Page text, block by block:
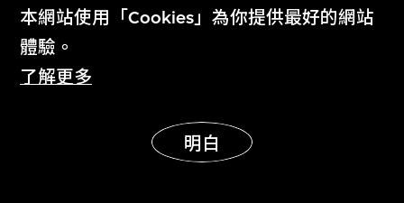
本網站使用「Cookies」為你提供最好的網站
體驗。
了解更多
明白
張俊傑